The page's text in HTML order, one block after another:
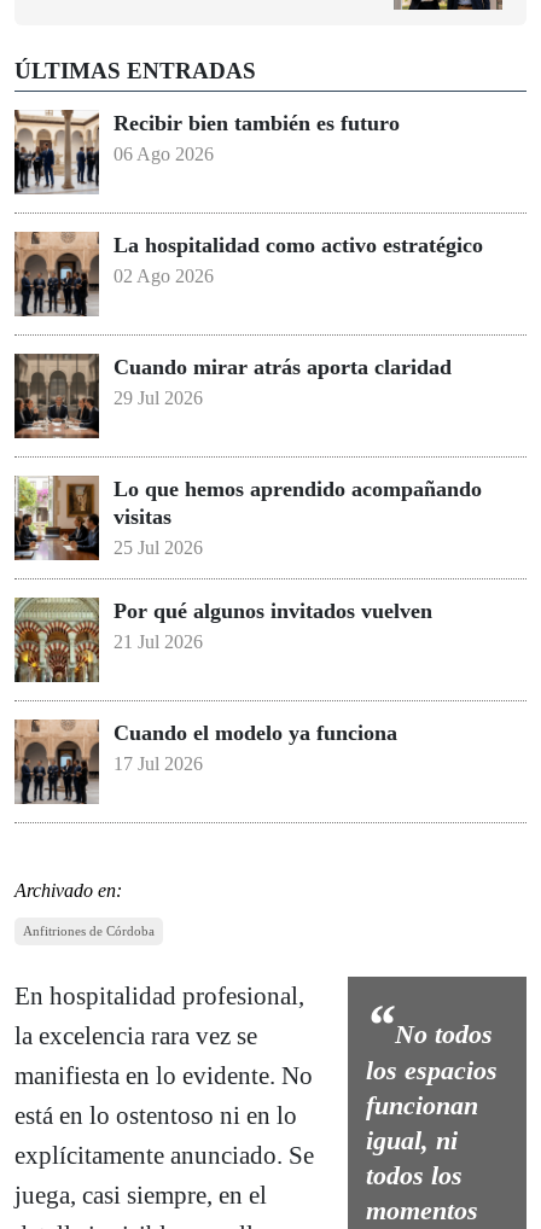
Archivado en:
Anfitriones de Córdoba
No todos
los espacios
funcionan
igual, ni
todos los
momentos
En hospitalidad profesional,
la excelencia rara vez se
manifiesta en lo evidente. No
está en lo ostentoso ni en lo
explícitamente anunciado. Se
juega, casi siempre, en el
ÚLTIMAS ENTRADAS
Recibir bien también es futuro
06 Ago 2026
La hospitalidad como activo estratégico
02 Ago 2026
Cuando mirar atrás aporta claridad
29 Jul 2026
Lo que hemos aprendido acompañando
visitas
25 Jul 2026
Por qué algunos invitados vuelven
21 Jul 2026
Cuando el modelo ya funciona
17 Jul 2026